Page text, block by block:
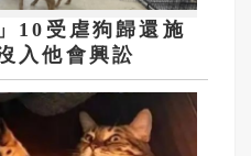
10受虐狗歸還施
入他會興訟